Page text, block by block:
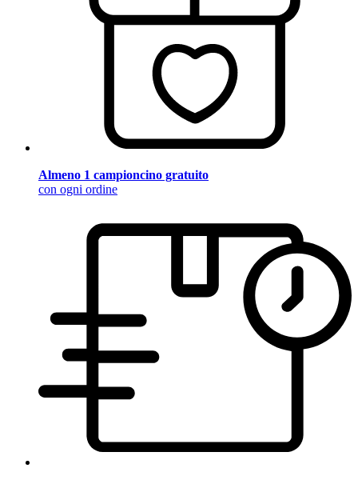
Almeno 1 campioncino gratuito
con ogni ordine